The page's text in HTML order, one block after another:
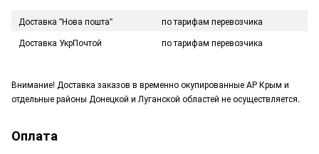
Доставка "Нова пошта"
по тарифам перевозчика
Доставка УкрПочтой
по тарифам перевозчика
Внимание! Доставка заказов в временно окупированные АР Крым и
отдельные районы Донецкой и Луганской областей не осуществляется.
Оплата